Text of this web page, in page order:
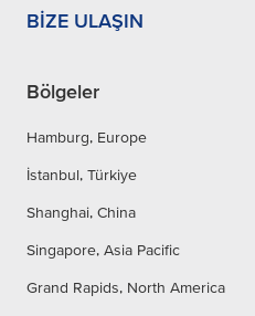
BIZE ULAŞIN
Bölgeler
Hamburg, Europe
İstanbul, Türkiye
Shanghai, China
Singapore, Asia Pacific
Grand Rapids, North America